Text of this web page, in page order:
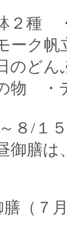
・
帆立
どん
・デ
/１５
膳は
膳（７